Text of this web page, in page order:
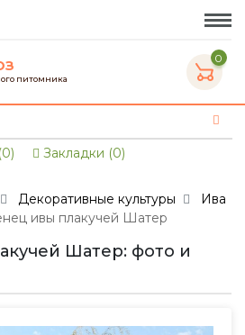
питомника
0
Закладки (0)
Декоративные культуры
Ива
ивы плакучей Шатер
Шатер: фото и